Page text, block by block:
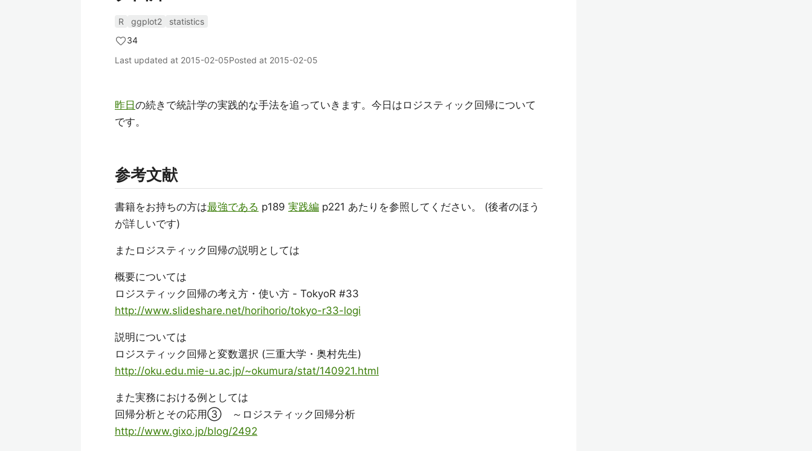
R ggplot2
statistics
34
Last updated at 2015-02-05Posted at 2015-02-05
昨日 の続きで統計学の実践的な手法を追っていきます。今日はロジスティック回帰について
です。
参考文献
書籍をお持ちの方は最強である p189 実践編 p221 あたりを参照してください。 (後者のほう
が詳しいです)
またロジスティック回帰の説明としては
概要については
ロジスティック回帰の考え方・使い方 - TokyoR #33
http://www.slideshare.net/horihorio/tokyo-r33-logi
説明については
ロジスティック回帰と変数選択 (三重大学・奥村先生)
http://oku.edu.mie-u.ac.jp/~okumura/stat/140921.html
また実務における例としては
回帰分析とその応用③ ～ロジスティック回帰分析
http://www.gixo.jp/blog/2492